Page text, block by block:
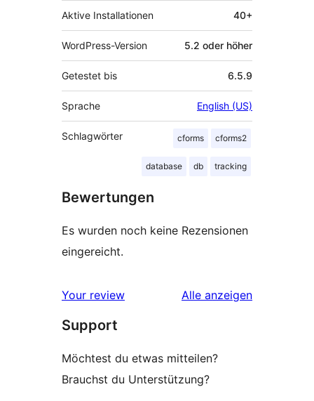
Aktive Installationen 40+
WordPress-Version 5.2 oder höher
Getestet bis 6.5.9
Sprache English (US)
Schlagwörter cforms cforms2
database db tracking
Bewertungen
Es wurden noch keine Rezensionen
eingereicht.
Your review Alle Rezensionen
anzeigen
Support
Möchtest du etwas mitteilen?
Brauchst du Unterstützung?